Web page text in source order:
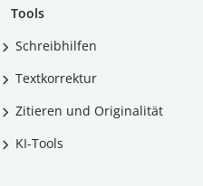
Tools
Schreibhilfen
Textkorrektur
Zitieren und Originalität
KI-Tools